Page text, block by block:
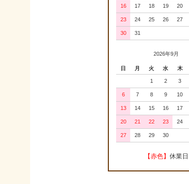
16 17 18 19 20
23 24 25 26 27
30 31
2026年9月
日 月 火 水 木
1 2 3
6 7 8 9 10
13 14 15 16 17
20 21 22 23 24
27 28 29 30
【赤色】 休業日